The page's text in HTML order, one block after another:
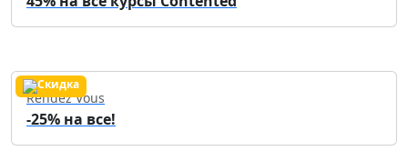
Rendez Vous
-25% на все!